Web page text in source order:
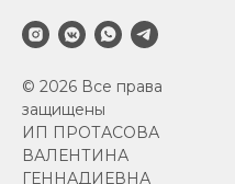
© 2026 Все права
защищены
ИП ПРОТАСОВА
ВАЛЕНТИНА
ГЕННАДИЕВНА